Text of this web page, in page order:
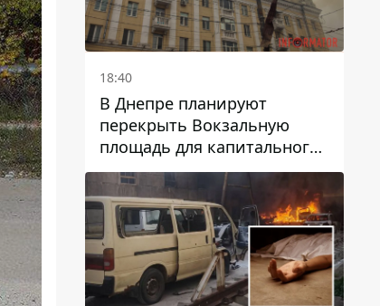
18:40
В Днепре планируют
перекрыть Вокзальную
площадь для капитального
ремонта дома, в который
попала вражеская ракета:
какие сроки